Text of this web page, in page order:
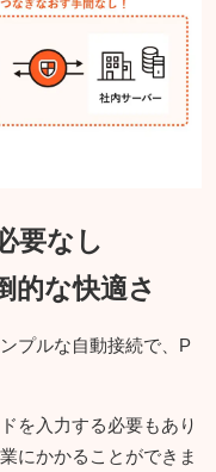
要なし
的な快適さ
プルな自動接続で、P
を入力する必要もあり
にかかることができま